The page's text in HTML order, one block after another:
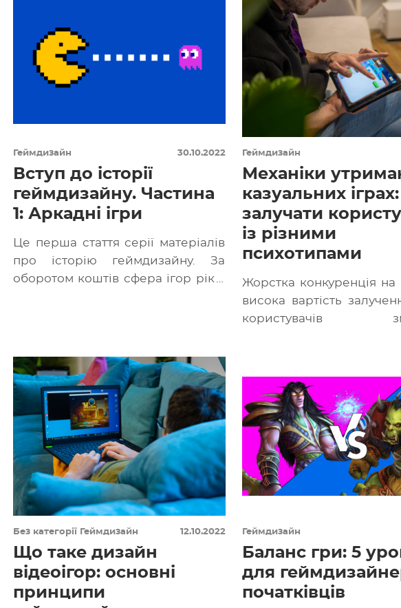
Геймдизайн 30.10.2022
Вступ до історії
геймдизайну. Частина
1: Аркадні ігри
Це перша стаття серії матеріалів
про історію геймдизайну. За
оборотом коштів сфера ігор рік у
Геймдизайн
Механіки
казуальних
залучати
із різними
психотипами
Жорстка конкуренція на
висока вартість
користувачів
Без категорії Геймдизайн 12.10.2022
Що таке дизайн
відеоігор: основні
принципи
Геймдизайн
Баланс гри: 5
для
початківців